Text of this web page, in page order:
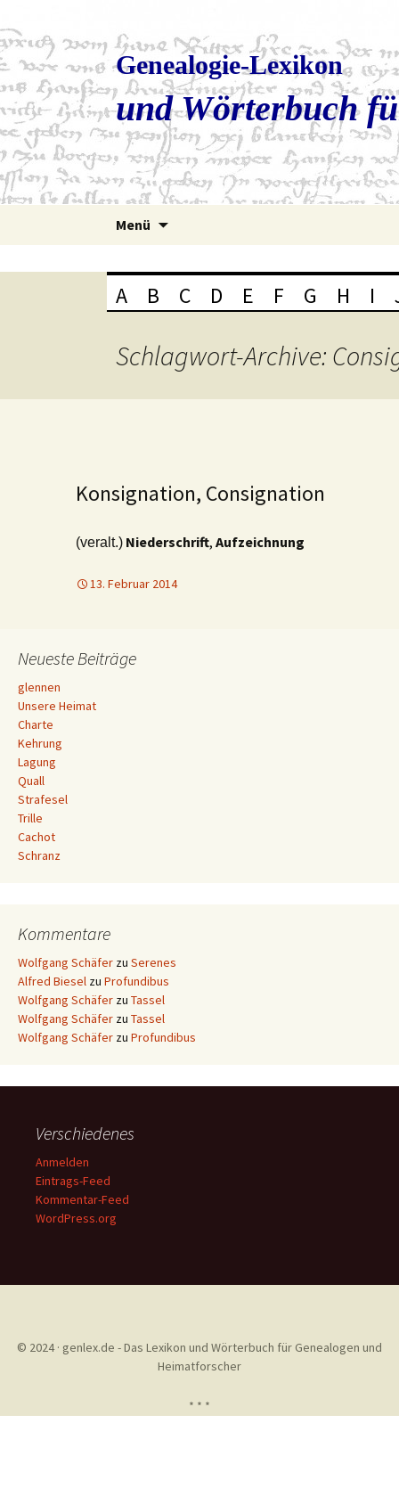
Genealogie-Lexikon
und Wörterbuch
Menü
A B C D E F G H I
Schlagwort-Archive:
Konsignation, Consignation
(veralt.) Niederschrift, Aufzeichnung
13. Februar 2014
Neueste Beiträge
glennen
Unsere Heimat
Charte
Kehrung
Lagung
Quall
Strafesel
Trille
Cachot
Schranz
Kommentare
Wolfgang Schäfer zu Serenes
Alfred Biesel zu Profundibus
Wolfgang Schäfer zu Tassel
Wolfgang Schäfer zu Tassel
Wolfgang Schäfer zu Profundibus
Verschiedenes
Anmelden
Eintrags-Feed
Kommentar-Feed
WordPress.org
© 2024 · genlex.de - Das Lexikon und Wörterbuch für Genealogen und
Heimatforscher
* * *